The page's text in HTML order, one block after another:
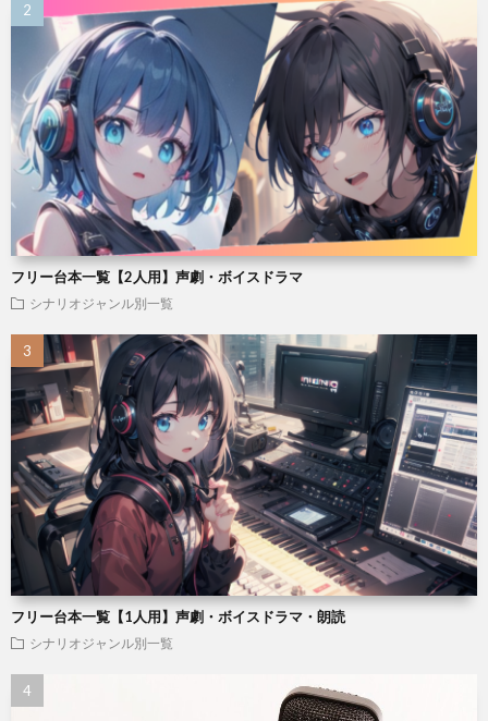
フリー台本一覧【2人用】声劇・ボイスドラマ
シナリオジャンル別一覧
フリー台本一覧【1人用】声劇・ボイスドラマ・朗読
シナリオジャンル別一覧